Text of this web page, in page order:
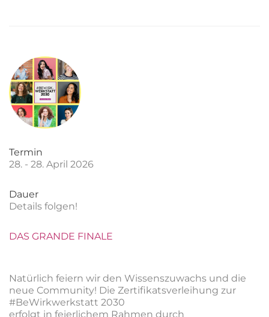
Termin
28. - 28. April 2026
Dauer
Details folgen!
DAS GRANDE FINALE
Natürlich feiern wir den Wissenszuwachs und die
neue Community! Die Zertifikatsverleihung zur
#BeWirkwerkstatt 2030
erfolgt in feierlichem Rahmen durch